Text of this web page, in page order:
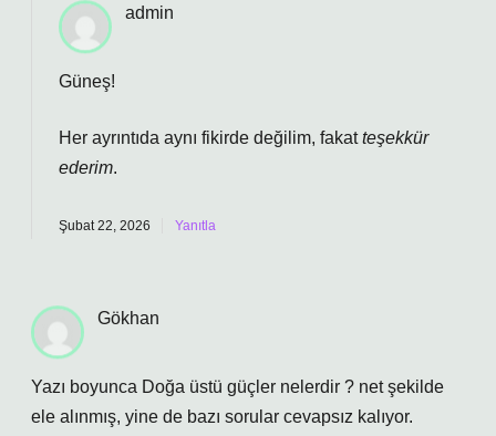
admin
Güneş!
Her ayrıntıda aynı fikirde değilim, fakatteşekkür
ederim.
Şubat 22, 2026 Yanıtla
Gökhan
Yazı boyunca Doğa üstü güçler nelerdir ? net şekilde
ele alınmış, yine de bazı sorular cevapsız kalıyor.